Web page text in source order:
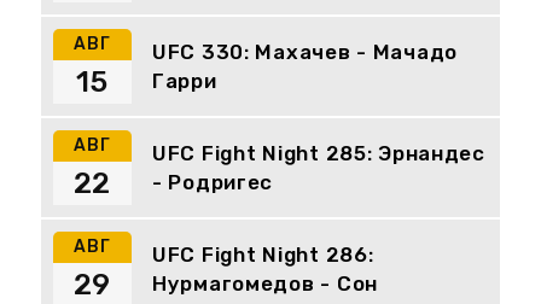
АВГ
UFC 330: Махачев - Мачадо
Гарри
15
АВГ
UFC Fight Night 285: Эрнандес
- Родригес
22
АВГ
UFC Fight Night 286:
Нурмагомедов - Сон
29